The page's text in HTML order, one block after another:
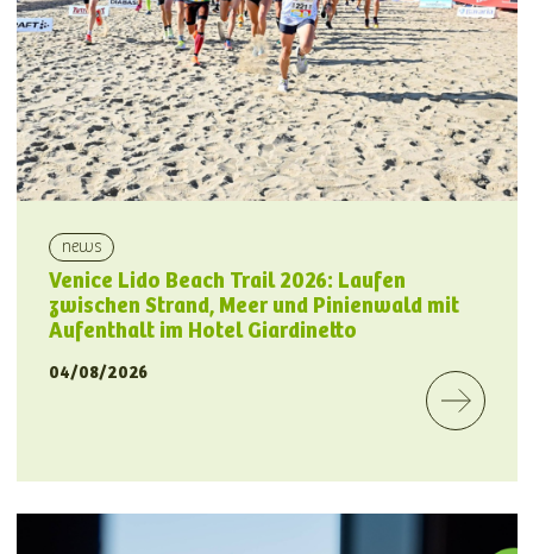
news
Venice Lido Beach Trail 2026: Laufen
zwischen Strand, Meer und Pinienwald mit
Aufenthalt im Hotel Giardinetto
04/08/2026